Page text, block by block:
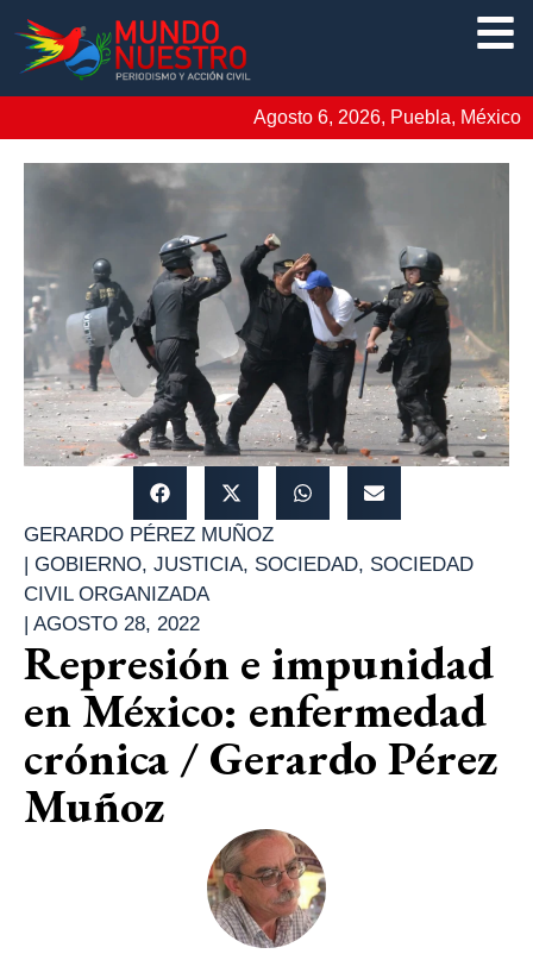
Agosto 6, 2026, Puebla, México
GERARDO PÉREZ MUÑOZ
| GOBIERNO, JUSTICIA, SOCIEDAD, SOCIEDAD
CIVIL ORGANIZADA
| AGOSTO 28, 2022
Represión e impunidad
en México: enfermedad
crónica / Gerardo Pérez
Muñoz